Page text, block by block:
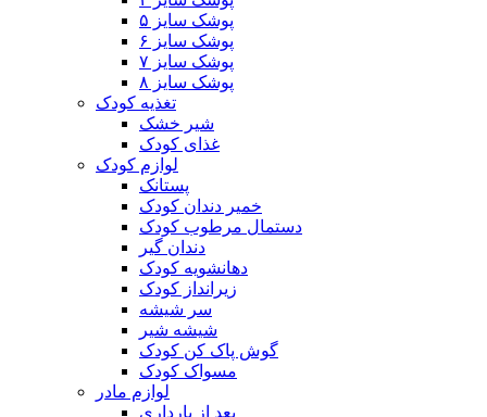
پوشک سایز ۵
پوشک سایز ۶
پوشک سایز ۷
پوشک سایز ۸
تغذیه کودک
شیر خشک
غذای کودک
لوازم کودک
پستانک
خمیر دندان کودک
دستمال مرطوب کودک
دندان گیر
دهانشویه کودک
زیرانداز کودک
سر شیشه
شیشه شیر
گوش پاک کن کودک
مسواک کودک
لوازم مادر
بعد از بارداری